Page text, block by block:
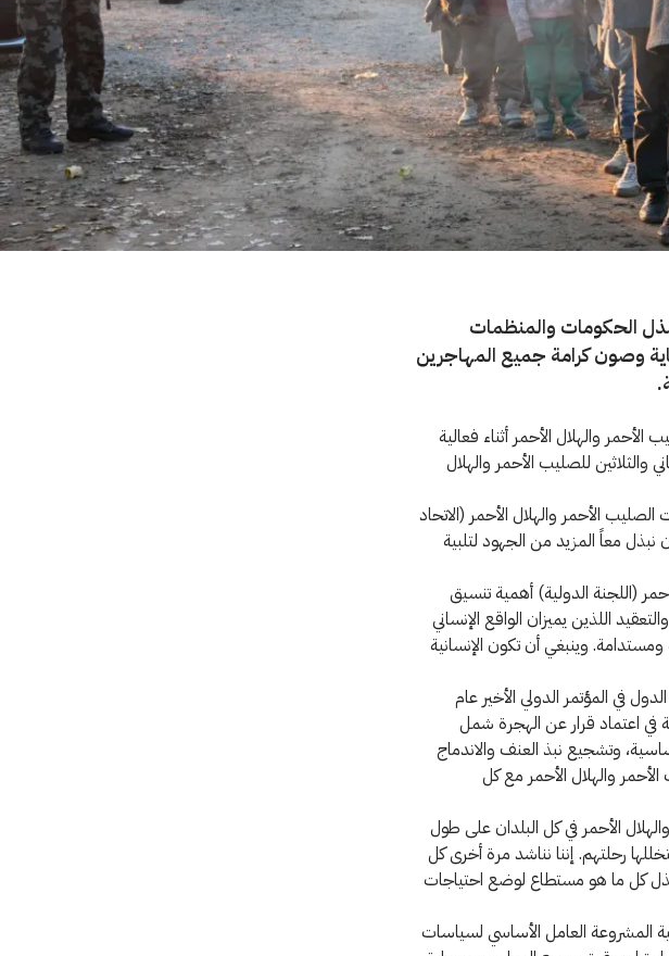
2015 – يجب أن تبذل الحكومات والمنظمات
وصون كرامة جميع المهاجرين
والهلال الأحمر أثناء فعالية
والثلاثين للصليب الأحمر والهلال
الأحمر والهلال الأحمر (الاتحاد
معاً المزيد من الجهود لتلبية
(اللجنة الدولية) أهمية تنسيق
اللذين يميزان الواقع الإنساني
وينبغي أن تكون الإنسانية
في المؤتمر الدولي الأخير عام
في اعتماد قرار عن الهجرة شمل
وتشجيع نبذ العنف والاندماج
والهلال الأحمر مع كل
الأحمر في كل البلدان على طول
رحلتهم. إننا نناشد مرة أخرى كل
وبذل كل ما هو مستطاع لوضع احتياجات
المشروعة العامل الأساسي لسياسات